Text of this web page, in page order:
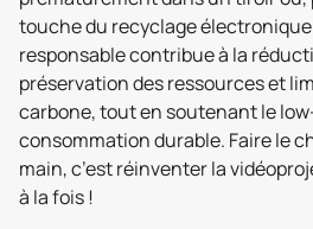
touche du recyclage
responsable contribue à la
préservation des ressources et
carbone, tout en soutenant le
consommation durable. Faire le
main, c’est réinventer la
à la fois !